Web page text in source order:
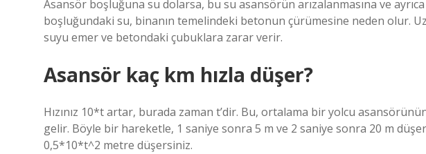
Asansör boşluğuna su dolarsa, bu su asansörün arızalanmasına ve
boşluğundaki su, binanın temelindeki betonun çürümesine neden olur.
suyu emer ve betondaki çubuklara zarar verir.
Asansör kaç km hızla düşer?
Hızınız 10*t artar, burada zaman t’dir. Bu, ortalama bir yolcu asansörünün
gelir. Böyle bir hareketle, 1 saniye sonra 5 m ve 2 saniye sonra 20 m
0,5*10*t^2 metre düşersiniz.